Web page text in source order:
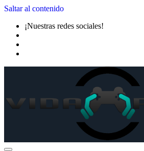
Saltar al contenido
¡Nuestras redes sociales!